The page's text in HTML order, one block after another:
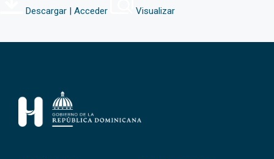
Descargar | Acceder Visualizar